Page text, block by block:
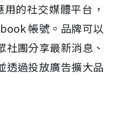
的社交媒體平台，
帳號。品牌可以
社團分享最新消息、
透過投放廣告擴大品